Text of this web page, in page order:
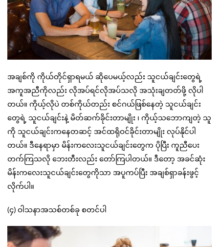
အချစ်ကို ကိုယ်တိုင်ရှာရမယ် ဆိုပေမယ့်လည်း သူငယ်ချင်းတွေရဲ့
အကူအညီကိုလည်း လိုအပ်ရင်လိုအပ်သလို အသုံးချတတ်ဖို့ လိုပါ
တယ်။ ကိုယ့်လိုပဲ တစ်ကိုယ်တည်း စင်ဂယ်ဖြစ်နေတဲ့ သူငယ်ချင်း
တွေရဲ့ သူငယ်ချင်းနဲ့ မိတ်ဆက်ခိုင်းတာမျိုး ၊ ကိုယ့်သဘောကျတဲ့ သူ
ကို သူငယ်ချင်းကနေတဆင့် အင်ထရိုဝင်ခိုင်းတာမျိုး လုပ်နိုင်ပါ
တယ်။ ဒီနေရာမှာ မိန်းကလေးသူငယ်ချင်းတွေက ပိုပြီး ကူညီပေး
တက်ကြသလို ဘေးတီးလည်း တော်ကြပါတယ်။ ဒီတော့ အခင်ဆုံး
မိန်းကလေးသူငယ်ချင်းတွေကိုသာ အပူကပ်ပြီး အချစ်ရှာခန်းဖွင့်
လိုက်ပါ။
(၄) ဝါသနာအသစ်တစ်ခု စတင်ပါ